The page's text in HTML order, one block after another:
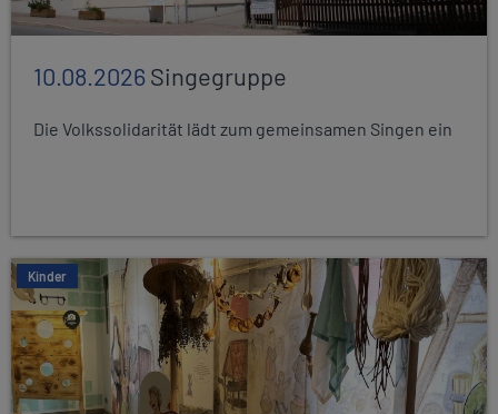
10.08.2026Singegruppe
Die Volkssolidarität lädt zum gemeinsamen Singen ein
Kinder